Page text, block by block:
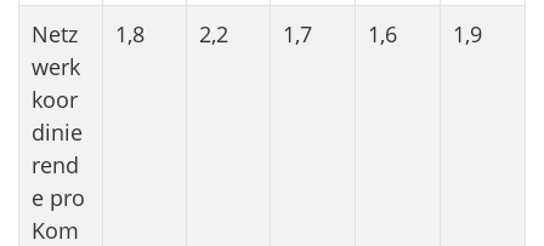
Netz
werk
koor
dinie
rend
e pro
Kom
1,8 2,2 1,7 1,6 1,9